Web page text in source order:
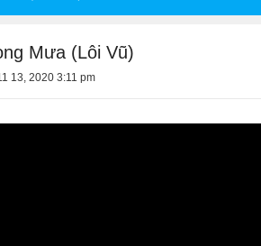
Mưa (Lôi Vũ)
13, 2020 3:11 pm